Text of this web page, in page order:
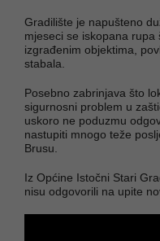
Gradilište je napušteno
mjeseci se iskopana
izgrađenim objektima,
stabala.
Posebno zabrinjava što
sigurnosni problem u
uskoro ne poduzmu
nastupiti mnogo teže
Brusu.
Iz Općine Istočni Stari
nisu odgovorili na upite